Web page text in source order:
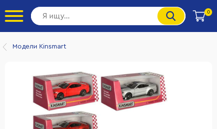
0
Модели Kinsmart